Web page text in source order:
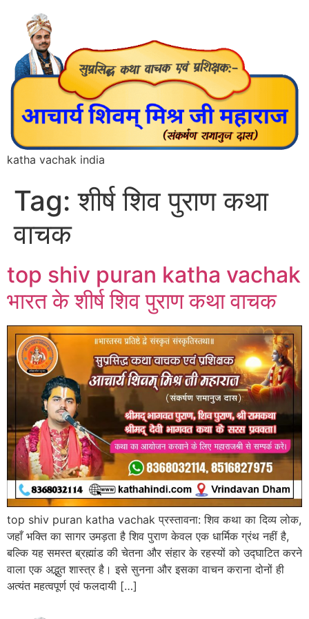
katha vachak india
Tag:शीर्ष शिव पुराण कथा
वाचक
top shiv puran katha vachak
भारत के शीर्ष शिव पुराण कथा वाचक
top shiv puran katha vachak प्रस्तावना: शिव कथा का दिव्य लोक,
जहाँ भक्ति का सागर उमड़ता है शिव पुराण केवल एक धार्मिक ग्रंथ नहीं है,
बल्कि यह समस्त ब्रह्मांड की चेतना और संहार के रहस्यों को उद्घाटित करने
वाला एक अद्भुत शास्त्र है। इसे सुनना और इसका वाचन कराना दोनों ही
अत्यंत महत्वपूर्ण एवं फलदायी […]